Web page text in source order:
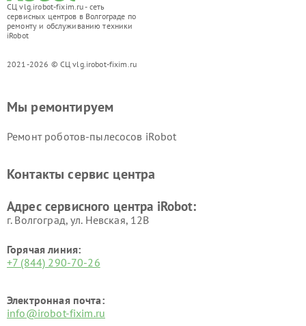
СЦ vlg.irobot-fixim.ru - сеть
сервисных центров в Волгограде по
ремонту и обслуживанию техники
iRobot
2021-2026 © СЦ vlg.irobot-fixim.ru
Мы ремонтируем
Ремонт роботов-пылесосов iRobot
Контакты сервис центра
Адрес сервисного центра iRobot:
г. Волгоград, ул. Невская, 12В
Горячая линия:
+7 (844) 290-70-26
Электронная почта:
info@irobot-fixim.ru